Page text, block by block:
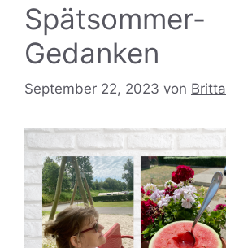
Spätsommer-
Gedanken
September 22, 2023 von Britta